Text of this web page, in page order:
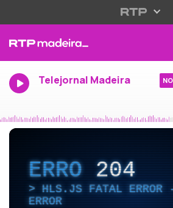
Telejornal Madeira
ERRO204
HLS.JS FATAL ERROR -
ERROR